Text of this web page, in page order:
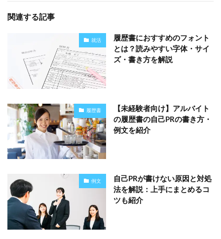
関連する記事
就活
履歴書におすすめのフォント
とは？読みやすい字体・サイ
ズ・書き方を解説
履歴書
【未経験者向け】アルバイト
の履歴書の自己PRの書き方・
例文を紹介
例文
自己PRが書けない原因と対処
法を解説：上手にまとめるコ
ツも紹介